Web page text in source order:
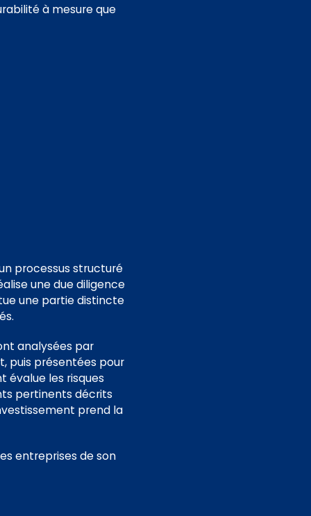
à mesure que
processus structuré
une due diligence
une partie distincte
analysées par
puis présentées pour
évalue les risques
pertinents décrits
prend la
entreprises de son